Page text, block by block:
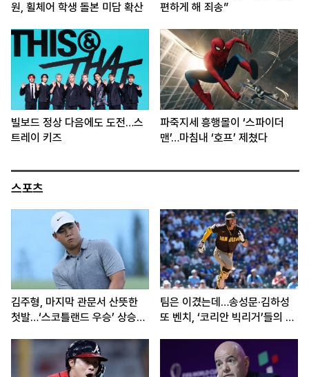
원, 휠체어 학생 돌본 미담 확산
편하게 해 죄송”
빌보드 정상 다음에도 도전…스
트레이 키즈
파죽지세 흥행몰이 ‘스파이더
맨’…마침내 ‘호프’ 제쳤다
스포츠
김주형, 마지막 관문서 산뜻한
첫발…‘스코틀랜드 우승’ 상승세
팀은 이겼는데…송성문·김하성
또 벤치, ‘코리안 빅리거’들의 고